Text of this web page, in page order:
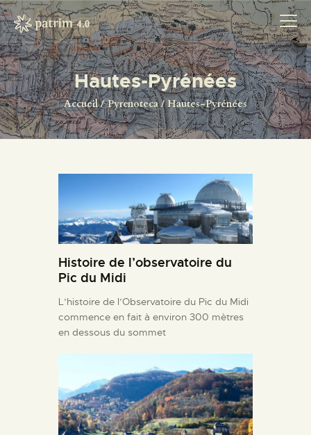
Hautes-Pyrénées
Accueil Pyrenoteca Hautes-Pyrénées
ACCUEIL
PYRENOTECA 4.0
LE RÉSEAU
CONTACTS
Histoire de l’observatoire du
Pic du Midi
L’histoire de l’Observatoire du Pic du Midi
commence en fait à environ 300 mètres
en dessous du sommet